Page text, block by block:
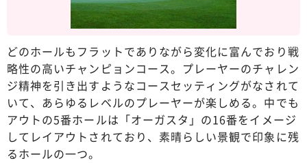
どのホールもフラットでありながら変化に富んでおり戦
略性の高いチャンピョンコース。プレーヤーのチャレン
ジ精神を引き出すようなコースセッティングがなされて
いて、あらゆるレベルのプレーヤーが楽しめる。中でも
アウトの5番ホールは「オーガスタ」の16番をイメージ
してレイアウトされており、素晴らしい景観で印象に残
るホールの一つ。